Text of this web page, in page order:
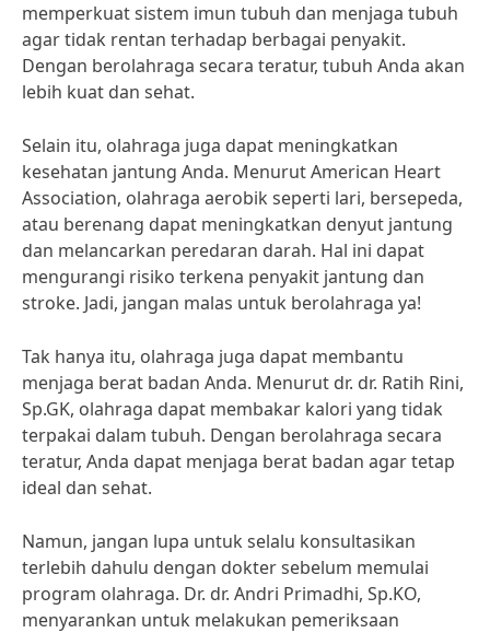
memperkuat sistem imun tubuh dan menjaga tubuh
agar tidak rentan terhadap berbagai penyakit.
Dengan berolahraga secara teratur, tubuh Anda akan
lebih kuat dan sehat.
Selain itu, olahraga juga dapat meningkatkan
kesehatan jantung Anda. Menurut American Heart
Association, olahraga aerobik seperti lari, bersepeda,
atau berenang dapat meningkatkan denyut jantung
dan melancarkan peredaran darah. Hal ini dapat
mengurangi risiko terkena penyakit jantung dan
stroke. Jadi, jangan malas untuk berolahraga ya!
Tak hanya itu, olahraga juga dapat membantu
menjaga berat badan Anda. Menurut dr. dr. Ratih Rini,
Sp.GK, olahraga dapat membakar kalori yang tidak
terpakai dalam tubuh. Dengan berolahraga secara
teratur, Anda dapat menjaga berat badan agar tetap
ideal dan sehat.
Namun, jangan lupa untuk selalu konsultasikan
terlebih dahulu dengan dokter sebelum memulai
program olahraga. Dr. dr. Andri Primadhi, Sp.KO,
menyarankan untuk melakukan pemeriksaan